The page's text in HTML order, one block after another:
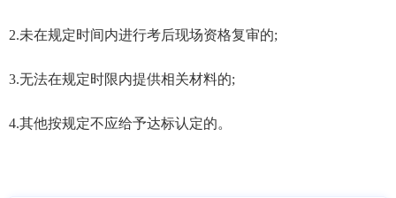
2.未在规定时间内进行考后现场资格复审的;
3.无法在规定时限内提供相关材料的;
4.其他按规定不应给予达标认定的。